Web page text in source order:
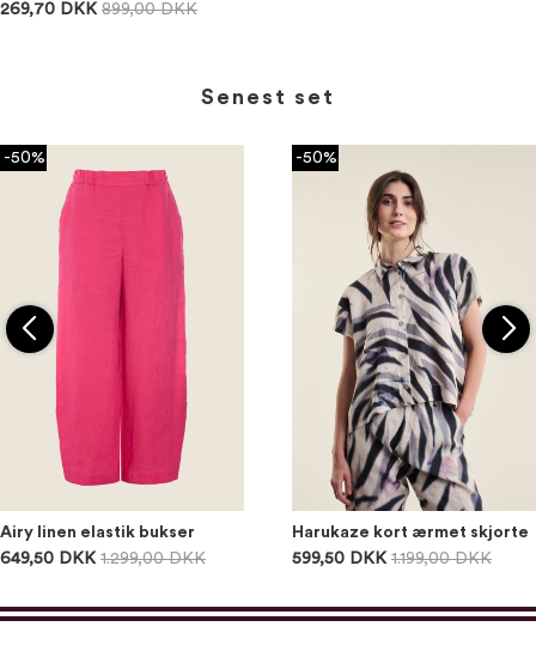
269,70 DKK 899,00 DKK
Senest set
-50%
Airy linen elastik bukser
649,50 DKK 1.299,00 DKK
-50%
Harukaze kort ærmet skjorte
599,50 DKK 1.199,00 DKK